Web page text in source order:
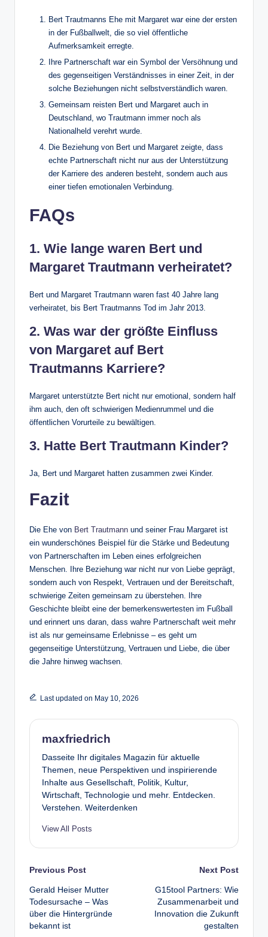
Bert Trautmanns Ehe mit Margaret war eine der ersten
in der Fußballwelt, die so viel öffentliche
Aufmerksamkeit erregte.
Ihre Partnerschaft war ein Symbol der Versöhnung und
des gegenseitigen Verständnisses in einer Zeit, in der
solche Beziehungen nicht selbstverständlich waren.
Gemeinsam reisten Bert und Margaret auch in
Deutschland, wo Trautmann immer noch als
Nationalheld verehrt wurde.
Die Beziehung von Bert und Margaret zeigte, dass
echte Partnerschaft nicht nur aus der Unterstützung
der Karriere des anderen besteht, sondern auch aus
einer tiefen emotionalen Verbindung.
FAQs
1. Wie lange waren Bert und
Margaret Trautmann verheiratet?
Bert und Margaret Trautmann waren fast 40 Jahre lang
verheiratet, bis Bert Trautmanns Tod im Jahr 2013.
2. Was war der größte Einfluss
von Margaret auf Bert
Trautmanns Karriere?
Margaret unterstützte Bert nicht nur emotional, sondern half
ihm auch, den oft schwierigen Medienrummel und die
öffentlichen Vorurteile zu bewältigen.
3. Hatte Bert Trautmann Kinder?
Ja, Bert und Margaret hatten zusammen zwei Kinder.
Fazit
Die Ehe von Bert Trautmann und seiner Frau Margaret ist
ein wunderschönes Beispiel für die Stärke und Bedeutung
von Partnerschaften im Leben eines erfolgreichen
Menschen. Ihre Beziehung war nicht nur von Liebe geprägt,
sondern auch von Respekt, Vertrauen und der Bereitschaft,
schwierige Zeiten gemeinsam zu überstehen. Ihre
Geschichte bleibt eine der bemerkenswertesten im Fußball
und erinnert uns daran, dass wahre Partnerschaft weit mehr
ist als nur gemeinsame Erlebnisse – es geht um
gegenseitige Unterstützung, Vertrauen und Liebe, die über
die Jahre hinweg wachsen.
Last updated on May 10, 2026
maxfriedrich
Dasseite Ihr digitales Magazin für aktuelle
Themen, neue Perspektiven und inspirierende
Inhalte aus Gesellschaft, Politik, Kultur,
Wirtschaft, Technologie und mehr. Entdecken.
Verstehen. Weiterdenken
View All Posts
Post
navigation
Previous Post
Gerald Heiser Mutter
Todesursache – Was
über die Hintergründe
bekannt ist
Next Post
G15tool Partners: Wie
Zusammenarbeit und
Innovation die Zukunft
gestalten